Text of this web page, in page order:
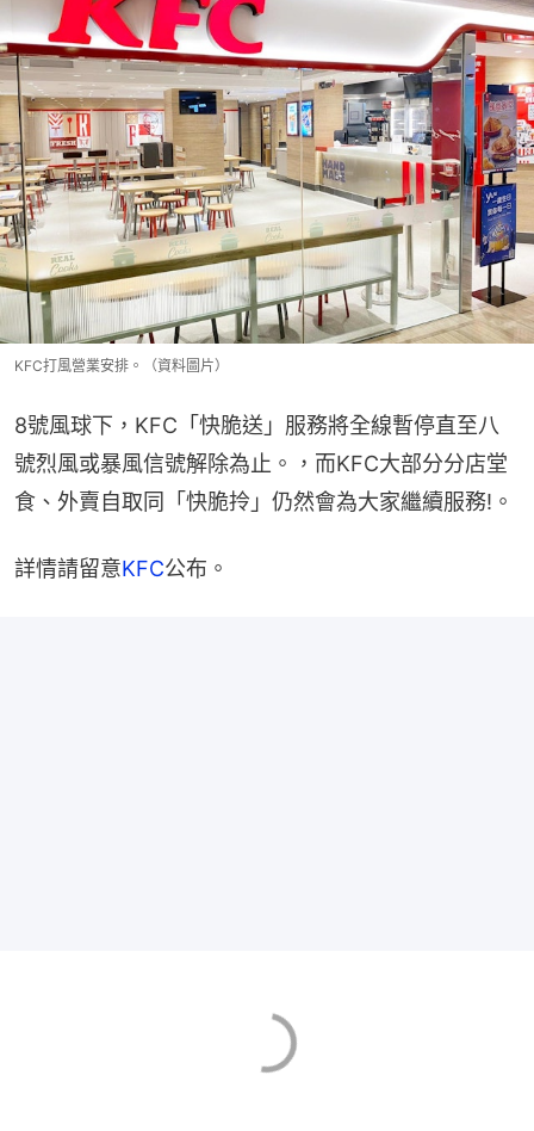
KFC打風營業安排。（資料圖片）
8號風球下，KFC「快脆送」服務將全線暫停直至八
號烈風或暴風信號解除為止。，而KFC大部分分店堂
食、外賣自取同「快脆拎」仍然會為大家繼續服務!。
詳情請留意KFC公布。